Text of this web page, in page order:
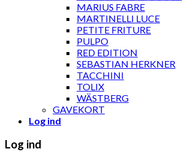
MARIUS FABRE
MARTINELLI LUCE
PETITE FRITURE
PULPO
RED EDITION
SEBASTIAN HERKNER
TACCHINI
TOLIX
WÄSTBERG
GAVEKORT
Log ind
Log ind